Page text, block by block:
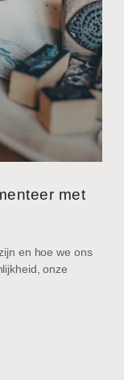
met
en hoe we ons
onze